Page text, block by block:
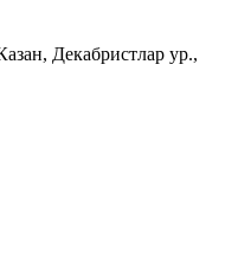
Декабристлар ур.,